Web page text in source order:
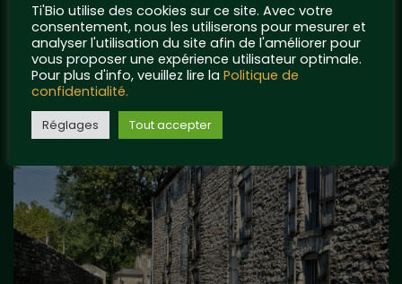
LE VRAC EN VENTE DIRECTE ARRIVE CHEZ TI’BIO !
UN PARTENARIAT ORIGINAL AVEC LES RIGOLETTES NANTAISES !
TI’BIO FÊTE SON SIXIÈME ANNIVERSAIRE !
NOUS REJOIGNONS LE COLLÈGE CULINAIRE DE FRANCE !
Ti'Bio utilise des cookies sur ce site. Avec votre
consentement, nous les utiliserons pour mesurer et
analyser l'utilisation du site afin de l'améliorer pour
vous proposer une expérience utilisateur optimale.
Pour plus d'info, veuillez lire la Politique de
confidentialité.
Réglages Tout accepter